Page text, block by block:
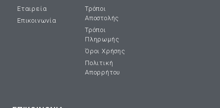
Εταιρεία
Επικοινωνία
Τρόποι
Αποστολής
Τρόποι
Πληρωμής
Όροι Χρήσης
Πολιτική
Απορρήτου